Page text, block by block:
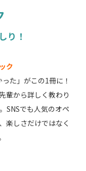
り！
ク
た」がこの1冊に！
輩から詳しく教わり
SNSでも人気のオペ
楽しさだけではなく